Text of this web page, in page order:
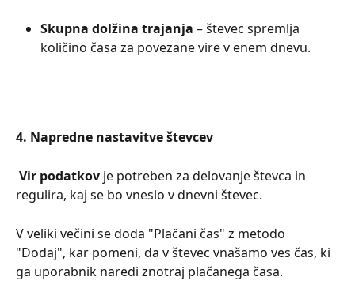
Skupna dolžina trajanja – števec spremlja
količino časa za povezane vire v enem dnevu.
4. Napredne nastavitve števcev
Vir podatkov je potreben za delovanje števca in
regulira, kaj se bo vneslo v dnevni števec.
V veliki večini se doda "Plačani čas" z metodo
"Dodaj", kar pomeni, da v števec vnašamo ves čas, ki
ga uporabnik naredi znotraj plačanega časa.